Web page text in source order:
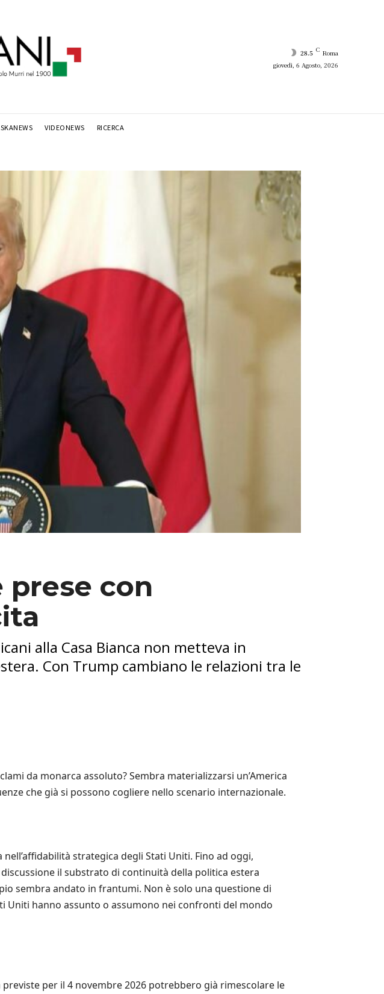
28.5 C Roma
giovedì, 6 Agosto, 2026
VIDEONEWS RICERCA
prese con
alla Casa Bianca non metteva in
Con Trump cambiano le relazioni tra le
da monarca assoluto? Sembra materializzarsi un’America
che già si possono cogliere nello scenario internazionale.
strategica degli Stati Uniti. Fino ad oggi,
il substrato di continuità della politica estera
sembra andato in frantumi. Non è solo una questione di
Uniti hanno assunto o assumono nei confronti del mondo
per il 4 novembre 2026 potrebbero già rimescolare le